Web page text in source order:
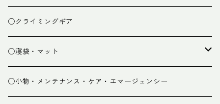
ベースレイヤー
パンツ
グローブ
○クライミングギア
○寝袋・マット
寝袋
○小物・メンテナンス・ケア・エマージェンシー